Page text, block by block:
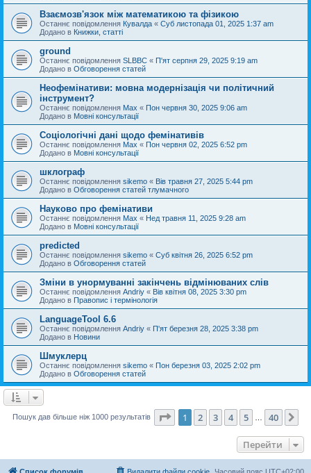
Взаємозв'язок між математикою та фізикою
Останнє повідомлення Кувалда « Суб листопада 01, 2025 1:37 am
Додано в Книжки, статті
ground
Останнє повідомлення SLBBC « П'ят серпня 29, 2025 9:19 am
Додано в Обговорення статей
Неофемінативи: мовна модернізація чи політичний
інструмент?
Останнє повідомлення Max « Пон червня 30, 2025 9:06 am
Додано в Мовні консультації
Соціологічні дані щодо фемінативів
Останнє повідомлення Max « Пон червня 02, 2025 6:52 pm
Додано в Мовні консультації
шклограф
Останнє повідомлення sikemo « Вів травня 27, 2025 5:44 pm
Додано в Обговорення статей тлумачного
Науково про фемінативи
Останнє повідомлення Max « Нед травня 11, 2025 9:28 am
Додано в Мовні консультації
predicted
Останнє повідомлення sikemo « Суб квітня 26, 2025 6:52 pm
Додано в Обговорення статей
Зміни в унормуванні закінчень відмінюваних слів
Останнє повідомлення Andriy « Вів квітня 08, 2025 3:30 pm
Додано в Правопис і термінологія
LanguageTool 6.6
Останнє повідомлення Andriy « П'ят березня 28, 2025 3:38 pm
Додано в Новини
Шмуклерц
Останнє повідомлення sikemo « Пон березня 03, 2025 2:02 pm
Додано в Обговорення статей
Пошук дав більше ніж 1000 результатів Сторінка 1 40
1 2 3 4 5 40
Перейти
Список форумів Часовий пояс UTC+02:00
Видалити файли cookie